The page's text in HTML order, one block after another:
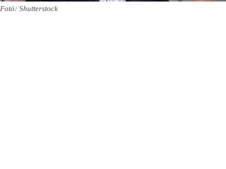
Fotó: Shutterstock